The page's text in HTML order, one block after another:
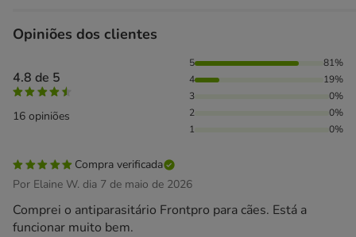
Opiniões dos clientes
4.8 de 5
16 opiniões
81% das pessoas avaliaram com 5 estrelas, 19% das
5
81%
4
19%
3
0%
2
0%
1
0%
Compra verificada
Por Elaine W. dia 7 de maio de 2026
Comprei o antiparasitário Frontpro para cães. Está a
funcionar muito bem.